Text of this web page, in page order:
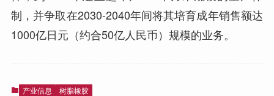
制，并争取在2030-2040年间将其培育成年销售额达
1000亿日元（约合50亿人民币）规模的业务。
产业信息 树脂橡胶